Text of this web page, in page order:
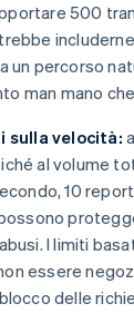
500
un percorso
man mano
sulla velocità:
al volume
10
I limiti
essere
delle